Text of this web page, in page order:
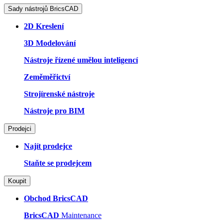
Sady nástrojů BricsCAD
2D Kreslení
3D Modelování
Nástroje řízené umělou inteligencí
Zeměměřictví
Strojírenské nástroje
Nástroje pro BIM
Prodejci
Najít prodejce
Staňte se prodejcem
Koupit
Obchod BricsCAD
BricsCAD Maintenance